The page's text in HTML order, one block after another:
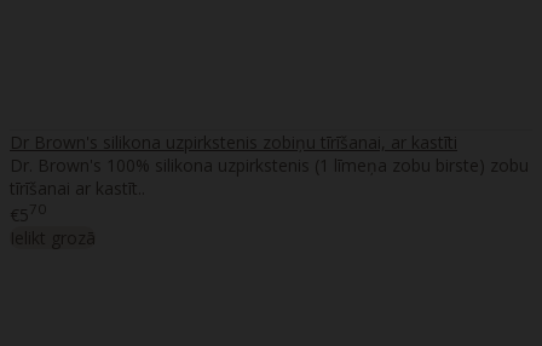
Dr Brown's silikona uzpirkstenis zobiņu tīrīšanai, ar kastīti
Dr. Brown's 100% silikona uzpirkstenis (1 līmeņa zobu birste) zobu
tīrīšanai ar kastīt..
€5 70
Ielikt grozā